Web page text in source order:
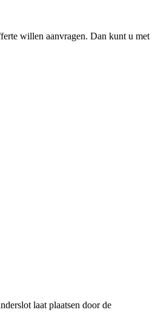
willen aanvragen. Dan kunt u met
laat plaatsen door de